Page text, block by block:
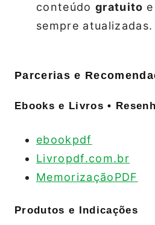
conteúdo gratuito
sempre atualizadas.
Parcerias e
Ebooks e Livros •
ebookpdf
Livropdf.com.br
MemorizaçãoPDF
Produtos e Indicações